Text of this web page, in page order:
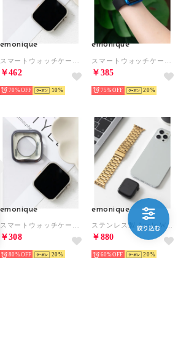
emonique
￥462
70% 10
emonique
￥385
75% 20
emonique
￥308
80% 20
emonique
ステンレス製 Apple Watch Band スマートウォッチバンド【38/40/41/42/44/45/49mm対応】 （ゴールド）
￥880
60% 20